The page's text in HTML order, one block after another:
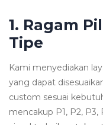
1. Ragam
Tipe
Kami menyediakan
yang dapat
custom sesuai
mencakup P1, P2,